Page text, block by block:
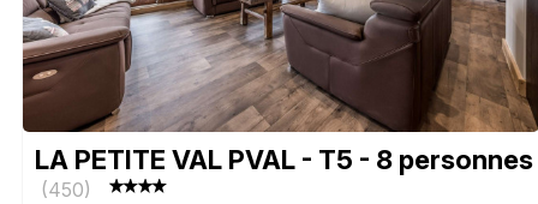
LA PETITE VAL PVAL - T5 - 8 personnes
(450)